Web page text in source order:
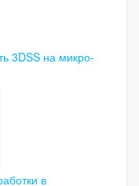
3DSS на микро-
в